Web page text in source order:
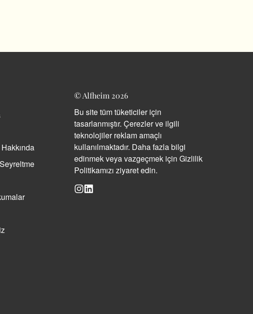
© Alfheim 2026
Bu site tüm tüketiciler için
tasarlanmıştır. Çerezler ve ilgili
teknolojiler reklam amaçlı
kullanılmaktadır. Daha fazla bilgi
edinmek veya vazgeçmek için Gizlilik
Politikamızı ziyaret edin.